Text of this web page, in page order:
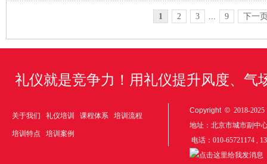
1 2 3 ... 9 下一
礼仪就是竞争力！用礼仪提升风度、气
关于我们 礼仪培训 课程体系 培训流程
培训特点 培训案例
Copyright © 2018-
地址：北京市城市副中
电话：010-65721174 ,